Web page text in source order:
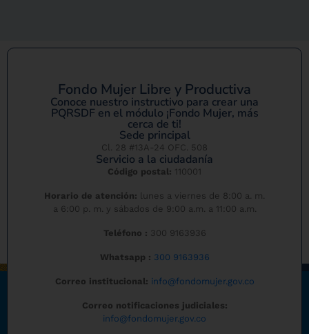
Fondo Mujer Libre y Productiva
Conoce nuestro instructivo para crear una
PQRSDF en el módulo ¡Fondo Mujer, más
cerca de ti!
Sede principal
Cl. 28 #13A-24 OFC. 508
Servicio a la ciudadanía
Código postal: 110001
Horario de atención: lunes a viernes de 8:00 a. m.
a 6:00 p. m. y sábados de 9:00 a.m. a 11:00 a.m.
Teléfono : 300 9163936
Whatsapp : 300 9163936
Correo institucional: info@fondomujer.gov.co
Correo notificaciones judiciales:
info@fondomujer.gov.co